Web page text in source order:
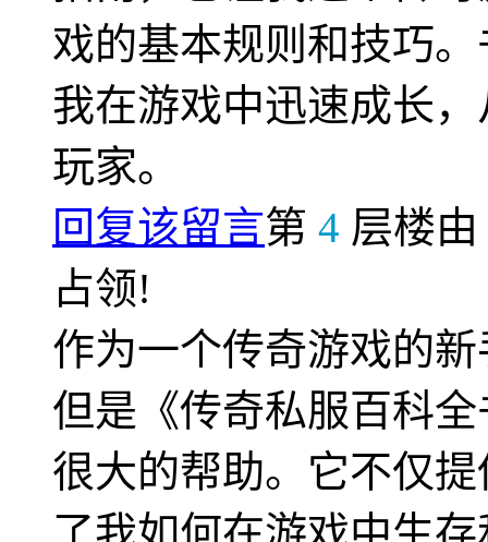
戏的基本规则和技巧
我在游戏中迅速成长
玩家。
回复该留言第 4 层楼由
占领!
作为一个传奇游戏的
但是《传奇私服百科
很大的帮助。它不仅
了我如何在游戏中生